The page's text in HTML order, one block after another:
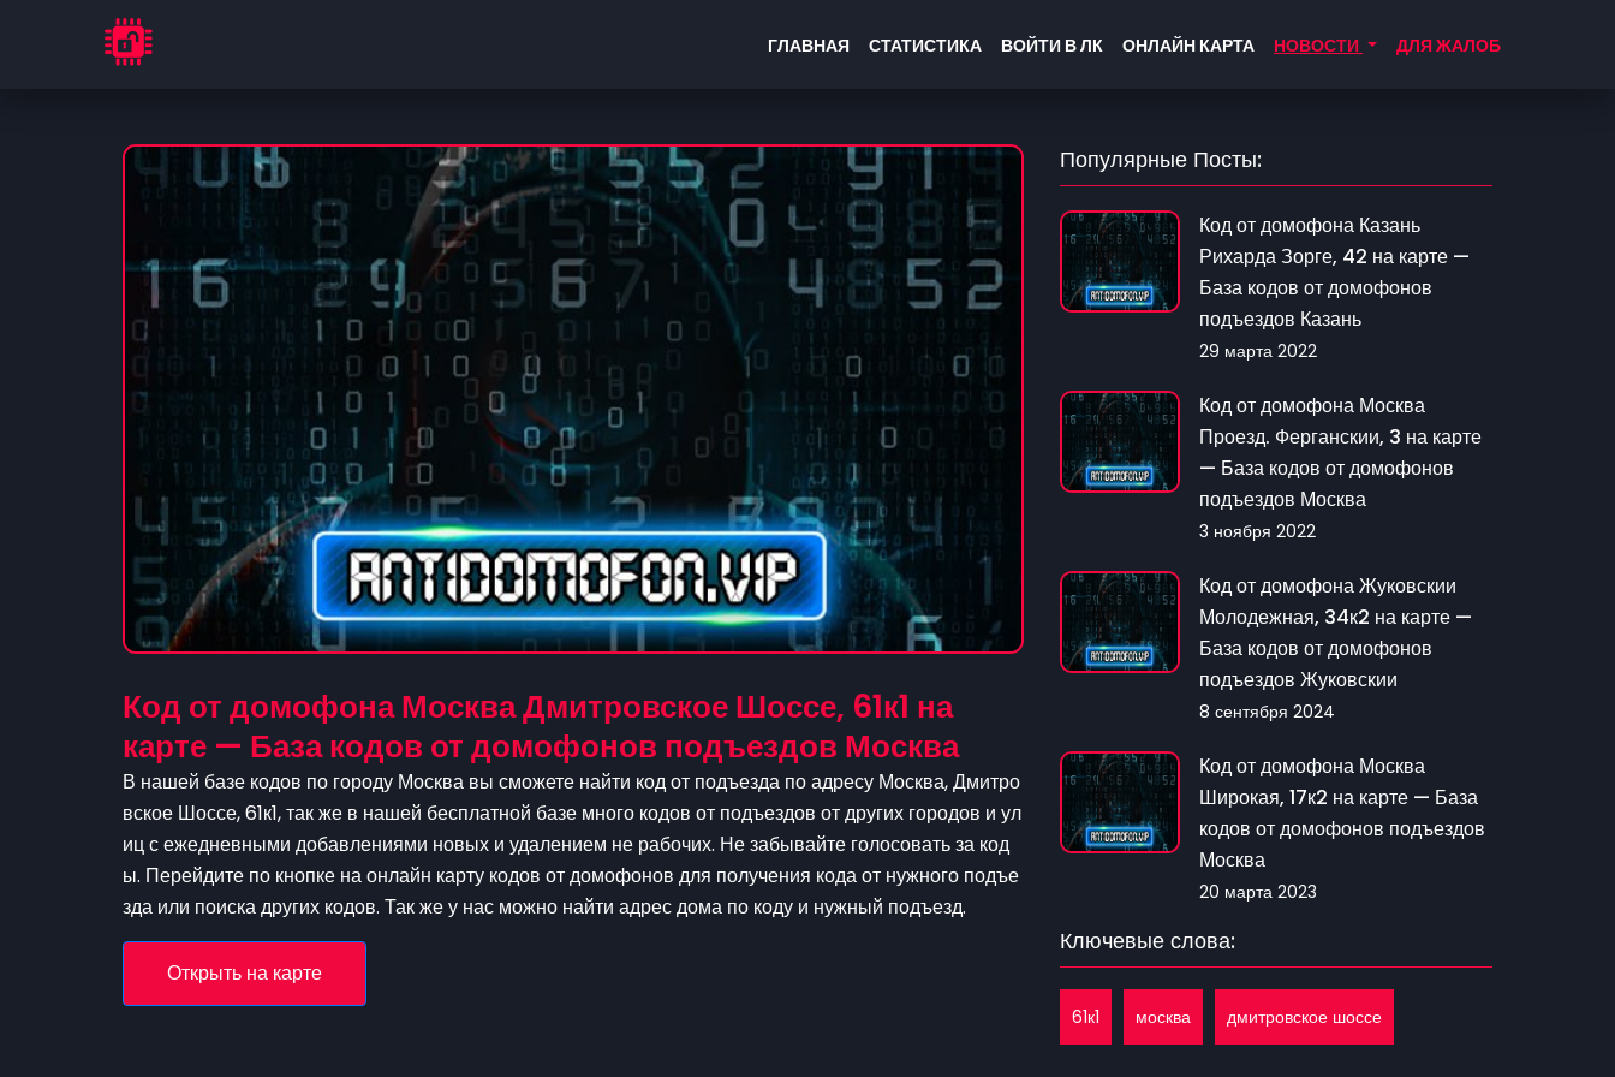
ГЛАВНАЯ СТАТИСТИКА ВОЙТИ В ЛК ОНЛАЙН КАРТА НОВОСТИ ДЛЯ ЖАЛОБ
Код от домофона Москва Дмитровское Шоссе, 61к1 на
карте — База кодов от домофонов подъездов Москва
В нашей базе кодов по городу Москва вы сможете найти код от подъезда по адресу Москва, Дмитро
вское Шоссе, 61к1, так же в нашей бесплатной базе много кодов от подъездов от других городов и ул
иц с ежедневными добавлениями новых и удалением не рабочих. Не забывайте голосовать за код
ы. Перейдите по кнопке на онлайн карту кодов от домофонов для получения кода от нужного подъе
зда или поиска других кодов. Так же у нас можно найти адрес дома по коду и нужный подъезд.
Открыть на карте
Популярные Посты:
Код от домофона Казань
Рихарда Зорге, 42 на карте —
База кодов от домофонов
подъездов Казань
29 марта 2022
Код от домофона Москва
Проезд. Ферганскии, 3 на карте
— База кодов от домофонов
подъездов Москва
3 ноября 2022
Код от домофона Жуковскии
Молодежная, 34к2 на карте —
База кодов от домофонов
подъездов Жуковскии
8 сентября 2024
Код от домофона Москва
Широкая, 17к2 на карте — База
кодов от домофонов подъездов
Москва
20 марта 2023
Ключевые слова:
61к1 москва дмитровское шоссе